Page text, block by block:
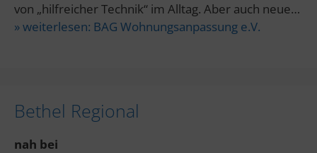
von „hilfreicher Technik“ im Alltag. Aber auch neue…
» weiterlesen: BAG Wohnungsanpassung e.V.
Bethel Regional
nah bei